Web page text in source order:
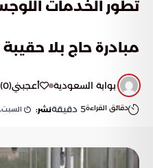
تطور الخدمات
مبادرة حاج بلا حقيبة
بوابة السعودية أعجبني(
0
)
دقائق القراءة5 دقيقةنشر: السبت, 06 يونيو